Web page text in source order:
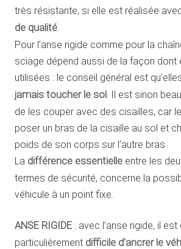
très résistante, si elle est réalisée
de qualité
Pour l’anse rigide comme pour la
sciage dépend aussi de la façon dont
utilisées : le conseil général est
jamais toucher le sol . Il est sinon
de les couper avec des cisailles, car
poser un bras de la cisaille au sol et
poids de son corps sur l’autre bras.
La différence essentielle entre les
termes de sécurité, concerne la
véhicule à un point fixe.
ANSE RIGIDE : avec l’anse rigide, il
particulièrement difficile d’ancrer le